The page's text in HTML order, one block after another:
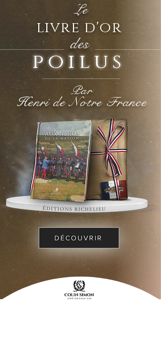
Le
livre d'or
des
poilus
DÉCOUVRIR
Par
Henri de Notre France